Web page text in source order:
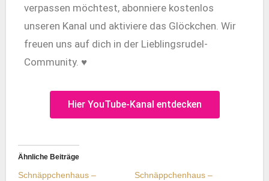
verpassen möchtest, abonniere kostenlos
unseren Kanal und aktiviere das Glöckchen. Wir
freuen uns auf dich in der Lieblingsrudel-
Community. ♥
Hier YouTube-Kanal entdecken
Ähnliche Beiträge
Schnäppchenhaus –
Schnäppchenhaus –